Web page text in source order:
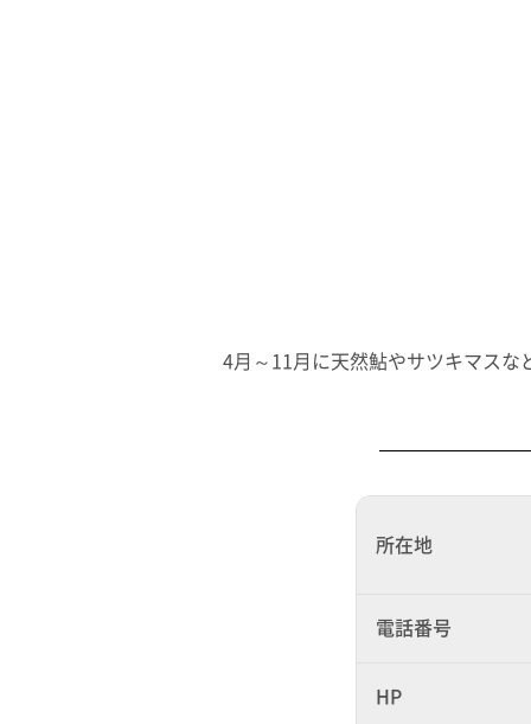
4月～11月に天然鮎やサツキマスな
所在地
電話番号
HP